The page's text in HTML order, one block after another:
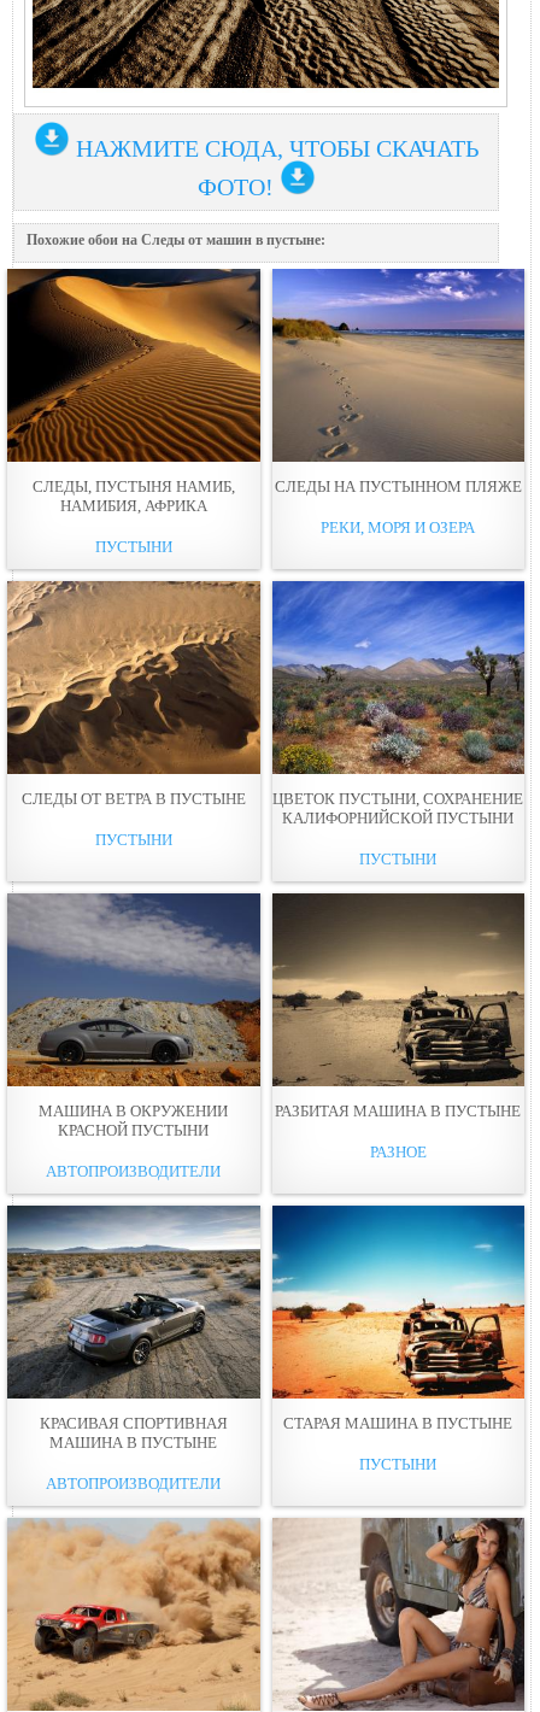
НАЖМИТЕ СЮДА, ЧТОБЫ СКАЧАТЬ
ФОТО!
Похожие обои на Следы от машин в пустыне:
СЛЕДЫ, ПУСТЫНЯ НАМИБ,
НАМИБИЯ, АФРИКА
ПУСТЫНИ
СЛЕДЫ НА ПУСТЫННОМ ПЛЯЖЕ
РЕКИ, МОРЯ И ОЗЕРА
СЛЕДЫ ОТ ВЕТРА В ПУСТЫНЕ
ПУСТЫНИ
ЦВЕТОК ПУСТЫНИ, СОХРАНЕНИЕ
КАЛИФОРНИЙСКОЙ ПУСТЫНИ
ПУСТЫНИ
МАШИНА В ОКРУЖЕНИИ
КРАСНОЙ ПУСТЫНИ
АВТОПРОИЗВОДИТЕЛИ
РАЗБИТАЯ МАШИНА В ПУСТЫНЕ
РАЗНОЕ
КРАСИВАЯ СПОРТИВНАЯ
МАШИНА В ПУСТЫНЕ
АВТОПРОИЗВОДИТЕЛИ
СТАРАЯ МАШИНА В ПУСТЫНЕ
ПУСТЫНИ